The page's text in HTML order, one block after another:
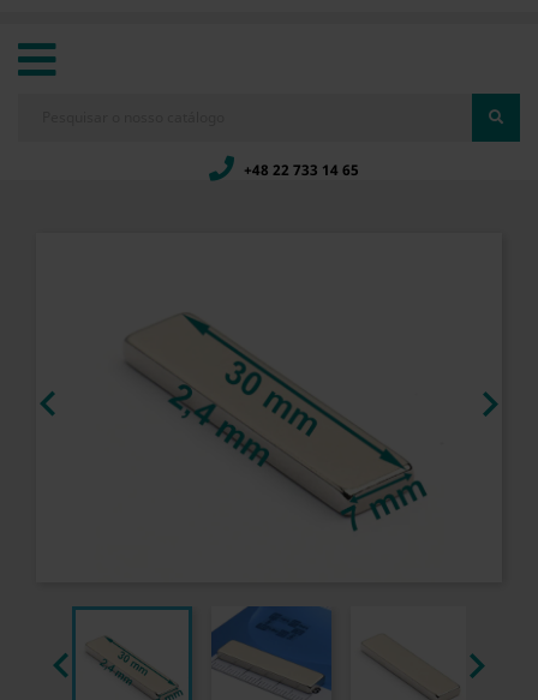
+48 22 733 14 65
 
 